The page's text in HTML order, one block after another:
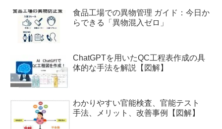
食品工場での異物管理 ガイド：今日か
らできる「異物混入ゼロ」
ChatGPTを用いたQC工程表作成の具
体的な手法を解説【図解】
わかりやすい官能検査、官能テスト
手法、メリット、改善事例【図解】